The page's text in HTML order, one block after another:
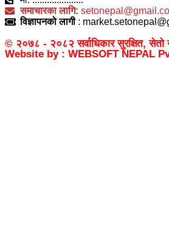
समाचारका लागि:
विज्ञापनको लागी :
© २०७८ - २०८२ सर्वाधिकार सुरक्षित, सेतो
Website by : WEBSOFT NEPAL